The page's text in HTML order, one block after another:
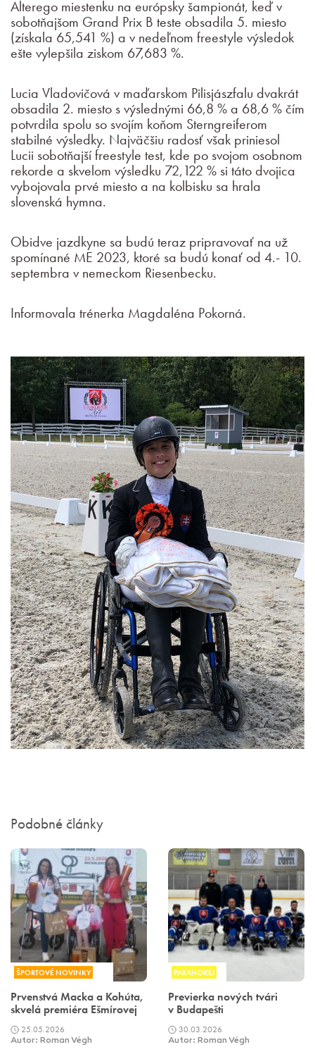
Alterego miestenku na európsky šampionát, keď v
sobotňajšom Grand Prix B teste obsadila 5. miesto
(získala 65,541 %) a v nedeľnom freestyle výsledok
ešte vylepšila ziskom 67,683 %.
Lucia Vladovičová v maďarskom Pilisjászfalu dvakrát
obsadila 2. miesto s výslednými 66,8 % a 68,6 % čím
potvrdila spolu so svojím koňom Sterngreiferom
stabilné výsledky. Najväčšiu radosť však priniesol
Lucii sobotňajší freestyle test, kde po svojom osobnom
rekorde a skvelom výsledku 72,122 % si táto dvojica
vybojovala prvé miesto a na kolbisku sa hrala
slovenská hymna.
Obidve jazdkyne sa budú teraz pripravovať na už
spomínané ME 2023, ktoré sa budú konať od 4.- 10.
septembra v nemeckom Riesenbecku.
Informovala trénerka Magdaléna Pokorná.
Podobné články
ŠPORTOVÉ NOVINKY
Prvenstvá Macka a Kohúta,
skvelá premiéra Ešmírovej
25.05.2026
Autor: Roman Végh
PARAHOKEJ
Previerka nových tvári
v Budapešti
30.03.2026
Autor: Roman Végh